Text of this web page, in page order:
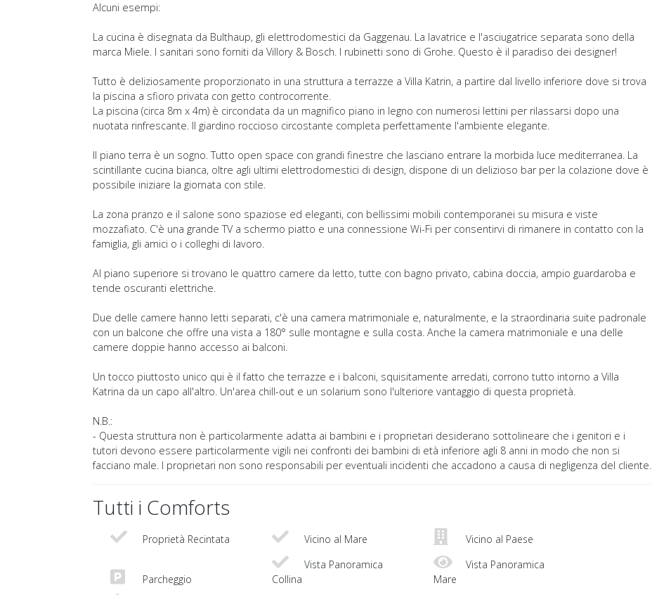
Alcuni esempi:
La cucina è disegnata da Bulthaup, gli elettrodomestici da Gaggenau. La lavatrice e l'asciugatrice separata sono della
marca Miele. I sanitari sono forniti da Villory & Bosch. I rubinetti sono di Grohe. Questo è il paradiso dei designer!
Tutto è deliziosamente proporzionato in una struttura a terrazze a Villa Katrin, a partire dal livello inferiore dove si trova
la piscina a sfioro privata con getto controcorrente.
La piscina (circa 8m x 4m) è circondata da un magnifico piano in legno con numerosi lettini per rilassarsi dopo una
nuotata rinfrescante. Il giardino roccioso circostante completa perfettamente l'ambiente elegante.
Il piano terra è un sogno. Tutto open space con grandi finestre che lasciano entrare la morbida luce mediterranea. La
scintillante cucina bianca, oltre agli ultimi elettrodomestici di design, dispone di un delizioso bar per la colazione dove è
possibile iniziare la giornata con stile.
La zona pranzo e il salone sono spaziose ed eleganti, con bellissimi mobili contemporanei su misura e viste
mozzafiato. C'è una grande TV a schermo piatto e una connessione Wi-Fi per consentirvi di rimanere in contatto con la
famiglia, gli amici o i colleghi di lavoro.
Al piano superiore si trovano le quattro camere da letto, tutte con bagno privato, cabina doccia, ampio guardaroba e
tende oscuranti elettriche.
Due delle camere hanno letti separati, c'è una camera matrimoniale e, naturalmente, e la straordinaria suite padronale
con un balcone che offre una vista a 180° sulle montagne e sulla costa. Anche la camera matrimoniale e una delle
camere doppie hanno accesso ai balconi.
Un tocco piuttosto unico qui è il fatto che terrazze e i balconi, squisitamente arredati, corrono tutto intorno a Villa
Katrina da un capo all'altro. Un'area chill-out e un solarium sono l'ulteriore vantaggio di questa proprietà.
N.B.:
- Questa struttura non è particolarmente adatta ai bambini e i proprietari desiderano sottolineare che i genitori e i
tutori devono essere particolarmente vigili nei confronti dei bambini di età inferiore agli 8 anni in modo che non si
facciano male. I proprietari non sono responsabili per eventuali incidenti che accadono a causa di negligenza del cliente.
Tutti i Comforts
Proprietà Recintata Vicino al Mare Vicino al Paese
Parcheggio
Vista Panoramica
Collina
Vista Panoramica
Mare